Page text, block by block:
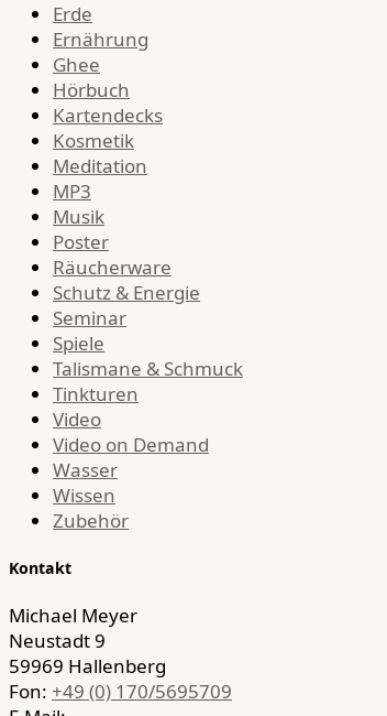
Erde
Ernährung
Ghee
Hörbuch
Kartendecks
Kosmetik
Meditation
MP3
Musik
Poster
Räucherware
Schutz & Energie
Seminar
Spiele
Talismane & Schmuck
Tinkturen
Video
Video on Demand
Wasser
Wissen
Zubehör
Kontakt
Michael Meyer
Neustadt 9
59969 Hallenberg
Fon: +49 (0) 170/5695709